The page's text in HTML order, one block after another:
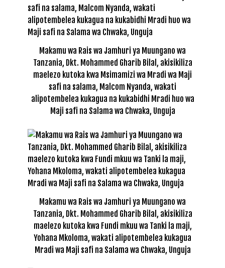
Makamu wa Rais wa Jamhuri ya Muungano wa
Tanzania, Dkt. Mohammed Gharib Bilal, akisikiliza
maelezo kutoka kwa Msimamizi wa Mradi wa Maji
safi na salama, Malcom Nyanda, wakati
alipotembelea kukagua na kukabidhi Mradi huo wa
Maji safi na Salama wa Chwaka, Unguja
Makamu wa Rais wa Jamhuri ya Muungano wa
Tanzania, Dkt. Mohammed Gharib Bilal, akisikiliza
maelezo kutoka kwa Fundi mkuu wa Tanki la maji,
Yohana Mkoloma, wakati alipotembelea kukagua
Mradi wa Maji safi na Salama wa Chwaka, Unguja